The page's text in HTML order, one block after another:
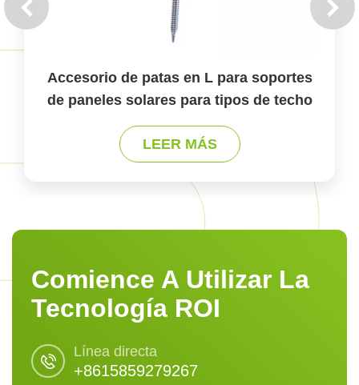
Accesorio de patas en L para soportes
de paneles solares para tipos de techo
LEER MÁS
Comience A Utilizar La
Tecnología ROI
Línea directa
+8615859279267